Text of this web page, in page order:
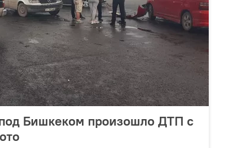
Бишкеком произошло ДТП с